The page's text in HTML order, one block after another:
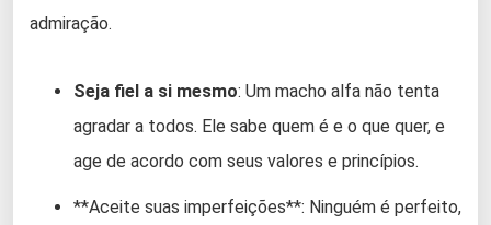
admiração.
Seja fiel a si mesmo: Um macho alfa não tenta
agradar a todos. Ele sabe quem é e o que quer, e
age de acordo com seus valores e princípios.
**Aceite suas imperfeições**: Ninguém é perfeito,